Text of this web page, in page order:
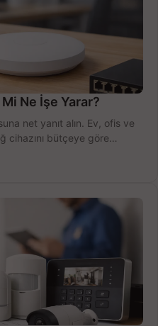
Ne İşe Yarar?
net yanıt alın. Ev, ofis ve
cihazını bütçeye göre